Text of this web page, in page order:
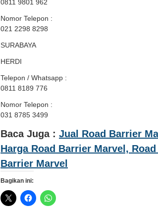
0811 9801 962
Nomor Telepon :
021 2298 8298
SURABAYA
HERDI
Telepon / Whatsapp :
0811 8189 776
Nomor Telepon :
031 8785 3499
Baca Juga : Jual Road Barrier
Harga Road Barrier Marvel,
Barrier Marvel
Bagikan ini: